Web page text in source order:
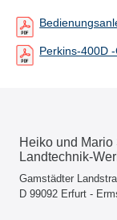
Perkins-400D
Heiko und Mario
Landtechnik-
Gamstädter
D 99092 Erfurt -